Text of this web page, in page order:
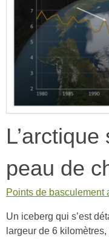
peau de
Points de basculement
Un iceberg qui s’est
largeur de 6